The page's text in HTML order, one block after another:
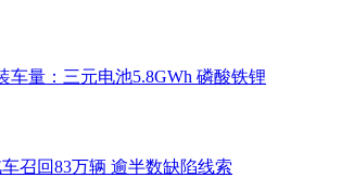
车量：三元电池5.8GWh 磷酸铁锂
召回83万辆 逾半数缺陷线索